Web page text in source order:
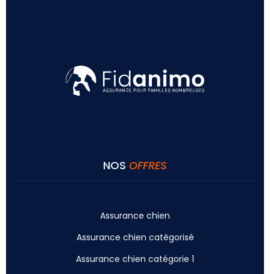
NOS OFFRES
Assurance chien
Assurance chien catégorisé
Assurance chien catégorie 1